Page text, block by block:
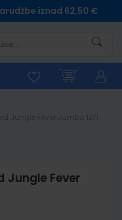
iznad 62,50 €
Jungle Fever